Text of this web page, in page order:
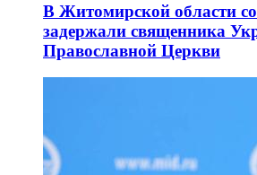
В Житомирской области
задержали священника
Православной Церкви